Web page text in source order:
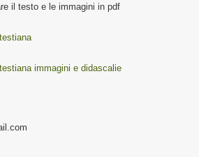
il testo e le immagini in pdf
immagini e didascalie